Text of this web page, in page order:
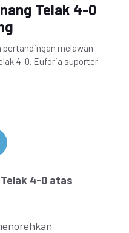
Telak 4-0
melawan
4-0. Euforia suporter
4-0 atas